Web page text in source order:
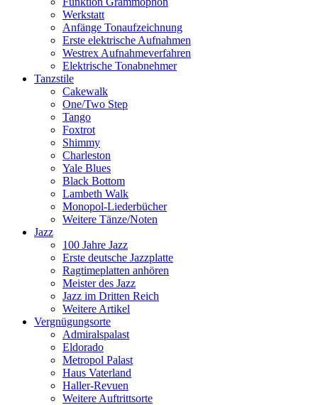
Werkstatt
Anfänge Tonaufzeichnung
Erste elektrische Aufnahmen
Westrex Aufnahmeverfahren
Elektrische Tonabnehmer
Tanzstile
Cakewalk
One/Two Step
Tango
Foxtrot
Shimmy
Charleston
Yale Blues
Black Bottom
Lambeth Walk
Monopol-Liederbücher
Weitere Tänze/Noten
Jazz
100 Jahre Jazz
Erste deutsche Jazzplatte
Ragtimeplatten anhören
Meister des Jazz
Jazz im Dritten Reich
Weitere Artikel
Vergnügungsorte
Admiralspalast
Eldorado
Metropol Palast
Haus Vaterland
Haller-Revuen
Weitere Auftrittsorte